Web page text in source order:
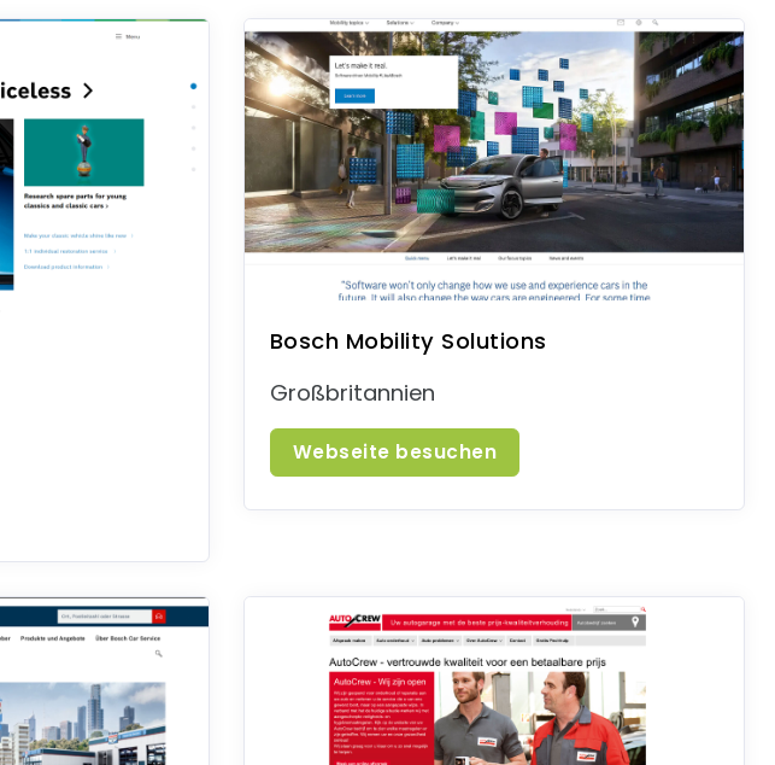
Bosch Mobility Solutions
Großbritannien
Webseite besuchen